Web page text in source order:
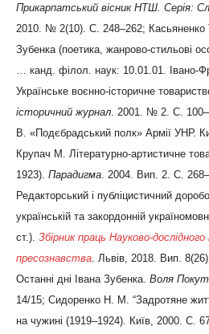
Прикарпатський вісник НТШ. Серія:
2010. № 2(10). С. 248–262; Касьяненко
Зубенка (поетика, жанрово-стильові
… канд. філол. наук: 10.01.01. Івано-
Українське воєнно-історичне
історичний журнал . 2001. № 2. C.
В. «Подєбрадський полк» Армії УНР.
Крупач М. Літературно-артистичне
1923). Парадигма . 2004. Вип. 2. С.
Редакторський і публіцистичний
українській та закордонній
ст.). Збірник праць Науково-
пресознавства . Львів, 2018. Вип.
Останні дні Івана Зубенка. Воля
14/15; Сидоренко Н. М. “Задротяне
на чужині (1919–1924). Київ, 2000. С.